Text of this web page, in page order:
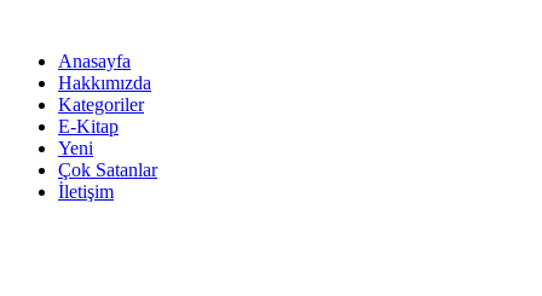
Anasayfa
Hakkımızda
Kategoriler
E-Kitap
Yeni
Çok Satanlar
İletişim